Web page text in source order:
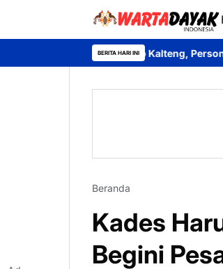
BERITA HARI INI
Brimob Kalteng, Personel Batalyon B
Beranda
Kades
Begini